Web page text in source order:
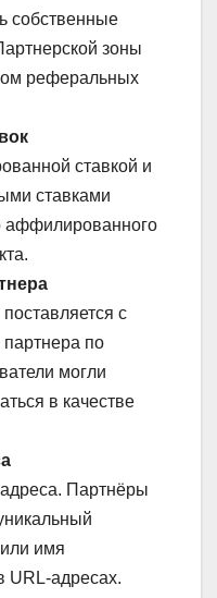
собственные
зоны
реферальных
ставкой и
ставками
аффилированного
с
по
могли
в качестве
Партнёры
имя
URL-адресах.